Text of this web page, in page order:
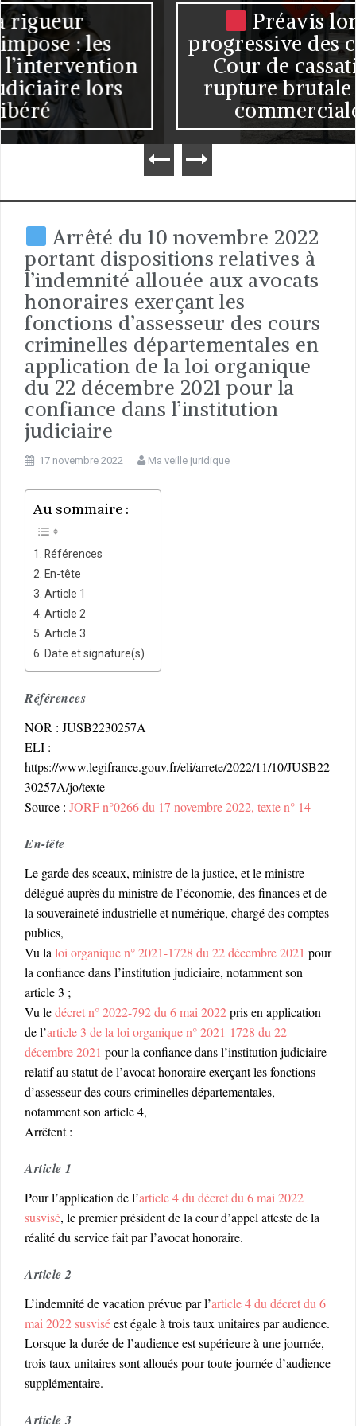
Préavis long et baisse
progressive des commandes : la
Cour de cassation écarte la
rupture brutale des relations
commerciales établies
Arrêté du 10 novembre 2022
portant dispositions relatives à
l’indemnité allouée aux avocats
honoraires exerçant les
fonctions d’assesseur des cours
criminelles départementales en
application de la loi organique
du 22 décembre 2021 pour la
confiance dans l’institution
judiciaire
17 novembre 2022 Ma veille juridique
Au sommaire :
Références
En-tête
Article 1
Article 2
Article 3
Date et signature(s)
Références
NOR : JUSB2230257A
ELI :
https://www.legifrance.gouv.fr/eli/arrete/2022/11/10/JUSB22
30257A/jo/texte
Source : JORF n°0266 du 17 novembre 2022, texte n° 14
En-tête
Le garde des sceaux, ministre de la justice, et le ministre
délégué auprès du ministre de l’économie, des finances et de
la souveraineté industrielle et numérique, chargé des comptes
publics,
Vu la loi organique n° 2021-1728 du 22 décembre 2021 pour
la confiance dans l’institution judiciaire, notamment son
article 3 ;
Vu ledécret n° 2022-792 du 6 mai 2022pris en application
de l’article 3 de la loi organique n° 2021-1728 du 22
décembre 2021 pour la confiance dans l’institution judiciaire
relatif au statut de l’avocat honoraire exerçant les fonctions
d’assesseur des cours criminelles départementales,
notamment son article 4,
Arrêtent :
Article 1
Pour l’application de l’article 4 du décret du 6 mai 2022
susvisé, le premier président de la cour d’appel atteste de la
réalité du service fait par l’avocat honoraire.
Article 2
L’indemnité de vacation prévue par l’article 4 du décret du 6
mai 2022 susviséest égale à trois taux unitaires par audience.
Lorsque la durée de l’audience est supérieure à une journée,
trois taux unitaires sont alloués pour toute journée d’audience
supplémentaire.
Article 3